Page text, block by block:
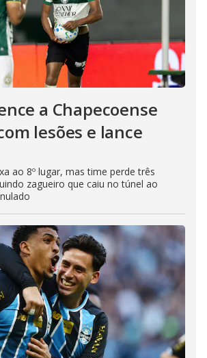
a Chapecoense
lesões e lance
ao 8º lugar, mas time perde três
zagueiro que caiu no túnel ao